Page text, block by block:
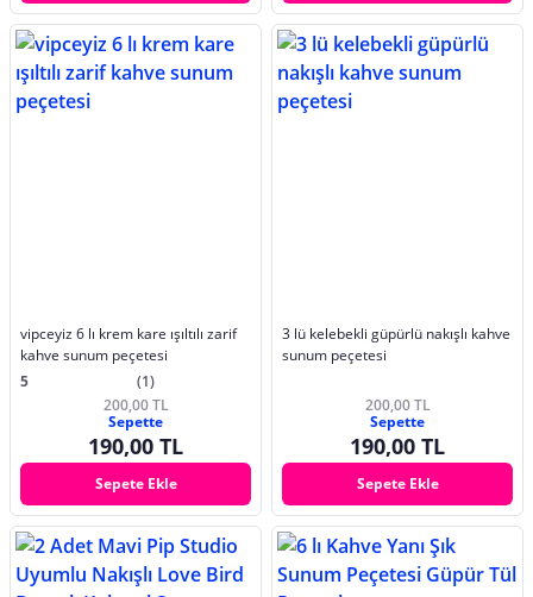
vipceyiz 6 lı krem kare ışıltılı zarif
kahve sunum peçetesi
5
(1)
200,00 TL
Sepette
190,00 TL
Sepete Ekle
3 lü kelebekli güpürlü nakışlı kahve
sunum peçetesi
200,00 TL
Sepette
190,00 TL
Sepete Ekle